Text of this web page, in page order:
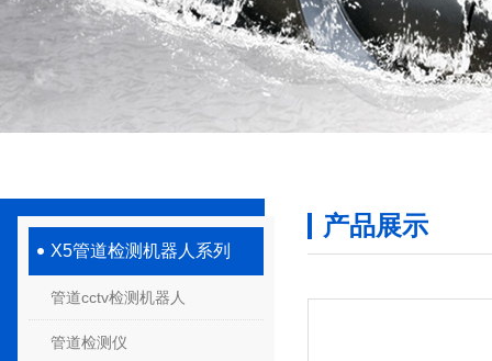
X5管道检测机器人系列
管道cctv检测机器人
管道检测仪
产品展示